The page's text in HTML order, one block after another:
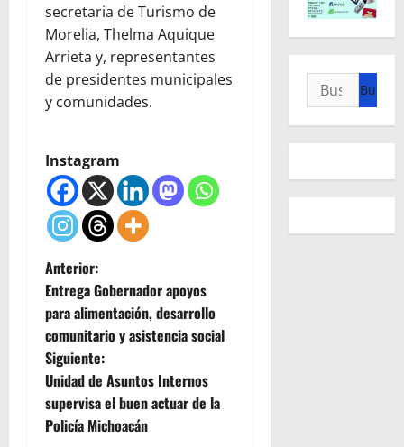
secretaria de Turismo de
Morelia, Thelma Aquique
Arrieta y, representantes
de presidentes municipales
y comunidades.
Instagram
N
a
v
e
g
Anterior:
Entrega Gobernador apoyos
para alimentación, desarrollo
comunitario y asistencia social
Siguiente:
Unidad de Asuntos Internos
supervisa el buen actuar de la
Policía Michoacán
Buscar: